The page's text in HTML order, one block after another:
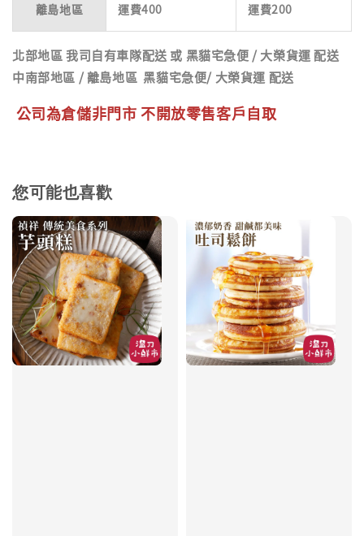
離島地區 運費400 運費200
北部地區 我司自有車隊配送 或 黑貓宅急便 / 大榮貨運 配送
中南部地區 /離島地區 黑貓宅急便/ 大榮貨運 配送
公司為倉儲非門市 不開放零售客戶自取
您可能也喜歡